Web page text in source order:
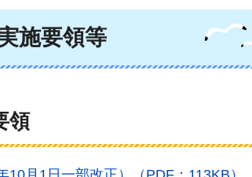
施要領等
領